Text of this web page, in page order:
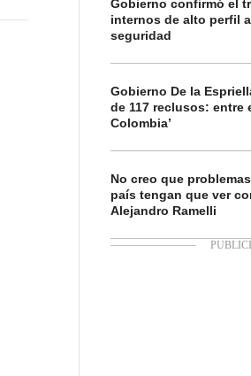
Gobierno confirmó el
internos de alto perfil
seguridad
Gobierno De la
de 117 reclusos: entre
Colombia’
No creo que
país tengan que ver
Alejandro Ramelli